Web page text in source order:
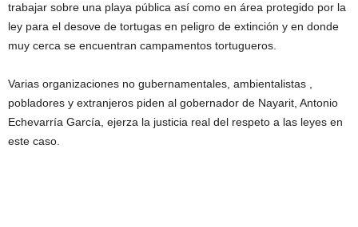
trabajar sobre una playa pública así como en área protegido por la
ley para el desove de tortugas en peligro de extinción y en donde
muy cerca se encuentran campamentos tortugueros.
Varias organizaciones no gubernamentales, ambientalistas ,
pobladores y extranjeros piden al gobernador de Nayarit, Antonio
Echevarría García, ejerza la justicia real del respeto a las leyes en
este caso.